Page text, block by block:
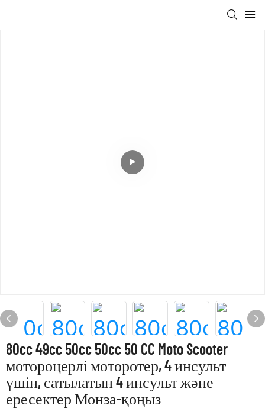
80cc 49cc 50cc 50cc 50 CC Moto Scooter
мотороцерлі моторотер, 4 инсульт
үшін, сатылатын 4 инсульт және
ересектер Монза-қоңыз